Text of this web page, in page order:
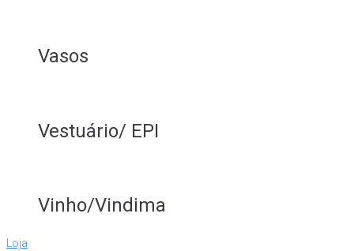
Vasos
Vestuário/ EPI
Vinho/Vindima
Loja